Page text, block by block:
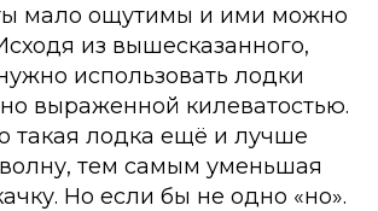
мало ощутимы и ими можно
из вышесказанного,
использовать лодки
выраженной килеватостью.
такая лодка ещё и лучше
волну, тем самым уменьшая
Но если бы не одно «но».